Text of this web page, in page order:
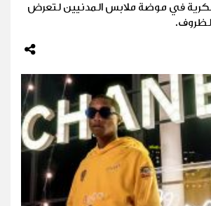
في موضة ملابس المدنيين لتعرض